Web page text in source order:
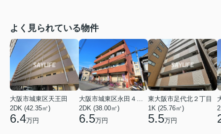
よく見られている物件
大阪市城東区天王田
2DK (42.35㎡)
6.4万円
大阪市城東区永田４丁目
2DK (38.00㎡)
6.5万円
東大阪市足代北２丁目
1K (25.76㎡)
5.5万円